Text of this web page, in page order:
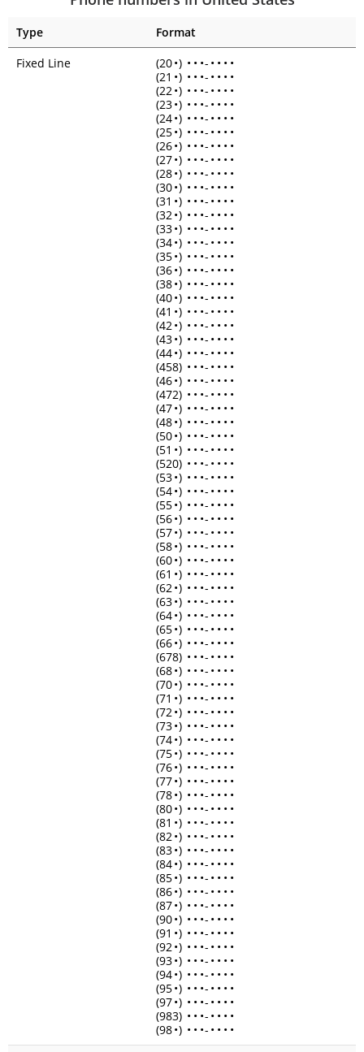
Type
Format
Fixed Line
(20•) • • •- • • • •
(21 •) • • •- • • • •
(22•) • • •- • • • •
(23•) • • •- • • • •
(24•) • • •- • • • •
(25•) • • •- • • • •
(26•) • • •- • • • •
(27•) • • •- • • • •
(28•) • • •- • • • •
(30•) • • •- • • • •
(31 •) • • •- • • • •
(32•) • • •- • • • •
(33•) • • •- • • • •
(34•) • • •- • • • •
(35•) • • •- • • • •
(36•) • • •- • • • •
(38•) • • •- • • • •
(40•) • • •- • • • •
(41 •) • • •- • • • •
(42•) • • •- • • • •
(43•) • • •- • • • •
(44•) • • •- • • • •
(458) • • •- • • • •
(46•) • • •- • • • •
(472) • • •- • • • •
(47•) • • •- • • • •
(48•) • • •- • • • •
(50•) • • •- • • • •
(51 •) • • •- • • • •
(520) • • •- • • • •
(53•) • • •- • • • •
(54•) • • •- • • • •
(55•) • • •- • • • •
(56•) • • •- • • • •
(57•) • • •- • • • •
(58•) • • •- • • • •
(60•) • • •- • • • •
(61 •) • • •- • • • •
(62•) • • •- • • • •
(63•) • • •- • • • •
(64•) • • •- • • • •
(65•) • • •- • • • •
(66•) • • •- • • • •
(678) • • •- • • • •
(68•) • • •- • • • •
(70•) • • •- • • • •
(71 •) • • •- • • • •
(72•) • • •- • • • •
(73•) • • •- • • • •
(74•) • • •- • • • •
(75•) • • •- • • • •
(76•) • • •- • • • •
(77•) • • •- • • • •
(78•) • • •- • • • •
(80•) • • •- • • • •
(81 •) • • •- • • • •
(82•) • • •- • • • •
(83•) • • •- • • • •
(84•) • • •- • • • •
(85•) • • •- • • • •
(86•) • • •- • • • •
(87•) • • •- • • • •
(90•) • • •- • • • •
(91 •) • • •- • • • •
(92•) • • •- • • • •
(93•) • • •- • • • •
(94•) • • •- • • • •
(95•) • • •- • • • •
(97•) • • •- • • • •
(983) • • •- • • • •
(98•) • • •- • • • •